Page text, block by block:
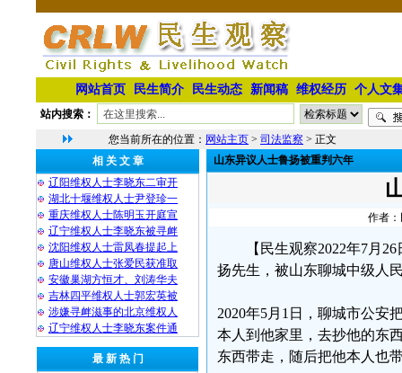
网站首页 民生简介 民生动态 新闻稿 维权经历 个人文
站内搜索：
您当前所在的位置： 网站主页 > 司法监察 > 正文
相 关 文 章
辽阳维权人士李晓东二审开
湖北十堰维权人士尹登珍一
重庆维权人士陈明玉开庭宣
辽宁维权人士李晓东被寻衅
沈阳维权人士雷凤春提起上
唐山维权人士张爱民获准取
安徽巢湖方恒才、刘涛华夫
吉林四平维权人士郭宏英被
涉嫌寻衅滋事的北京维权人
辽宁维权人士李晓东案件通
最 新 热 门
山东异议人士鲁扬被重判六年
作者：
【民生观察2022年7月
扬先生，被山东聊城中级人
2020年5月1日，聊城市公安
本人到他家里，去抄他的东
东西带走，随后把他本人也